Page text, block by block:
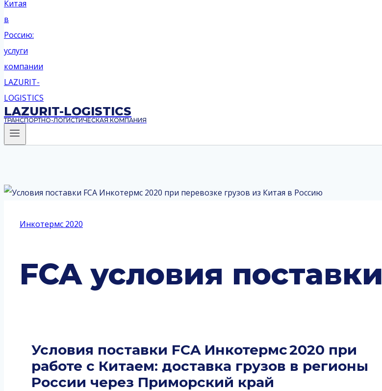
LAZURIT-LOGISTICS
ТРАНСПОРТНО-ЛОГИСТИЧЕСКАЯ КОМПАНИЯ
Инкотермс 2020
FCA условия поставки
Условия поставки FCA Инкотермс 2020 при
работе с Китаем: доставка грузов в регионы
России через Приморский край